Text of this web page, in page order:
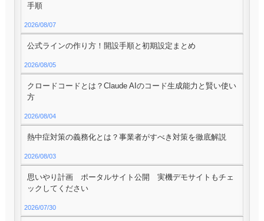
手順
2026/08/07
公式ラインの作り方！開設手順と初期設定まとめ
2026/08/05
クロードコードとは？Claude AIのコード生成能力と賢い使い
方
2026/08/04
熱中症対策の義務化とは？事業者がすべき対策を徹底解説
2026/08/03
思いやり計画 ポータルサイト公開 実機デモサイトもチェ
ックしてください
2026/07/30